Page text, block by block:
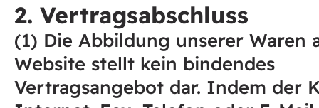
2. Vertragsabschluss
(1) Die Abbildung unserer Waren
Website stellt kein bindendes
Vertragsangebot dar. Indem der